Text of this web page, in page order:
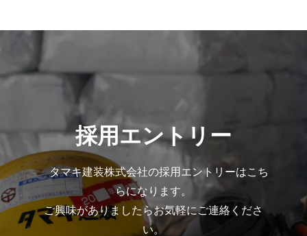
採用エントリー
タマキ建装株式会社の採用エントリーはこち
らになります。
ご興味がありましたらお気軽にご連絡くださ
い。